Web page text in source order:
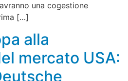
una cogestione
[…]
alla
mercato USA: